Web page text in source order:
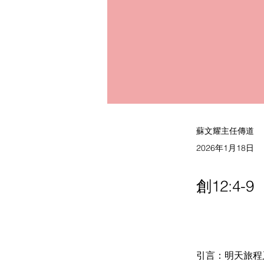
蘇文耀主任傳道
2026年1月18日
創12:4-9
引言：明天旅